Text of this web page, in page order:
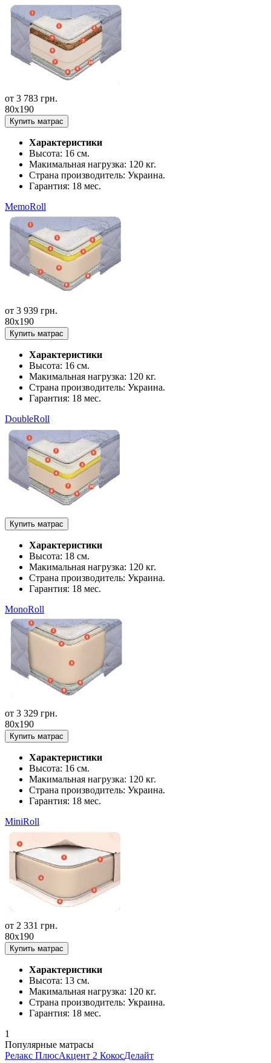
от 3 783 грн.
80x190
Купить матрас
Характеристики
Высота: 16 см.
Макимальная нагрузка: 120 кг.
Страна производитель: Украина.
Гарантия: 18 мес.
MemoRoll
от 3 939 грн.
80x190
Купить матрас
Характеристики
Высота: 16 см.
Макимальная нагрузка: 120 кг.
Страна производитель: Украина.
Гарантия: 18 мес.
DoubleRoll
Купить матрас
Характеристики
Высота: 18 см.
Макимальная нагрузка: 120 кг.
Страна производитель: Украина.
Гарантия: 18 мес.
MonoRoll
от 3 329 грн.
80x190
Купить матрас
Характеристики
Высота: 16 см.
Макимальная нагрузка: 120 кг.
Страна производитель: Украина.
Гарантия: 18 мес.
MiniRoll
от 2 331 грн.
80x190
Купить матрас
Характеристики
Высота: 13 см.
Макимальная нагрузка: 120 кг.
Страна производитель: Украина.
Гарантия: 18 мес.
1
Популярные матрасы
Релакс ПлюсАкцент 2 КокосДелайт